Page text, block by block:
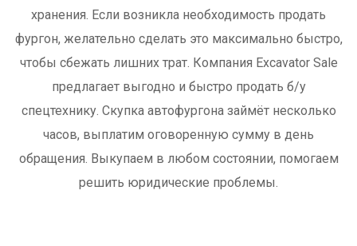
хранения. Если возникла необходимость продать
фургон, желательно сделать это максимально быстро,
чтобы сбежать лишних трат. Компания Excavator Sale
предлагает выгодно и быстро продать б/у
спецтехнику. Скупка автофургона займёт несколько
часов, выплатим оговоренную сумму в день
обращения. Выкупаем в любом состоянии, помогаем
решить юридические проблемы.